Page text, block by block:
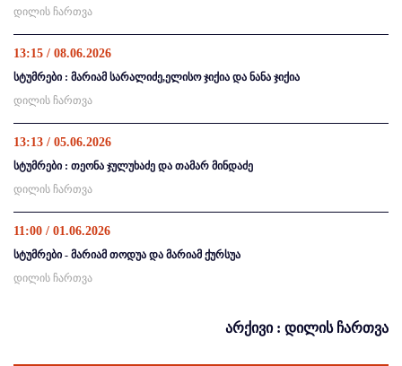
დილის ჩართვა
13:15 / 08.06.2026
სტუმრები : მარიამ სარალიძე,ელისო ჯიქია და ნანა ჯიქია
დილის ჩართვა
13:13 / 05.06.2026
სტუმრები : თეონა ჯულუხაძე და თამარ მინდაძე
დილის ჩართვა
11:00 / 01.06.2026
სტუმრები - მარიამ თოდუა და მარიამ ქურსუა
დილის ჩართვა
არქივი : დილის ჩართვა